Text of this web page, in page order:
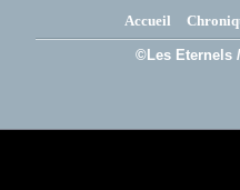
Accueil
©Les Eternels